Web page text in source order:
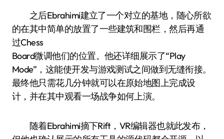
之后Ebrahimi建立了一个对立的基地，随心所欲
的在其中简单的放置了一些建筑和围栏，然后再通
过Chess
Board微调他们的位置。他还详细展示了“Play
Mode”，这能使开发与游戏测试之间做到无缝衔接。
最终他只需花几分钟就可以在原始地图上完成设
计，并在其中观看一场战争如何上演。
随着Ebrahimi摘下Rift，VR编辑器也就此发布，